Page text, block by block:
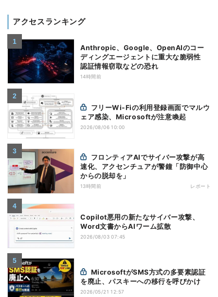
アクセスランキング
Anthropic、Google、OpenAIのコー
ディングエージェントに重大な脆弱性
認証情報窃取などの恐れ
14時間前
ェア感染、Microsoftが注意喚起
2026/08/06 10:00
速化、アクセンチュアが警鐘「防御中心
からの脱却を」
13時間前 レポート
Copilot悪用の新たなサイバー攻撃、
Word文書からAIワーム拡散
2026/08/03 07:45
を廃止、パスキーへの移行を呼びかけ
2026/05/21 12:57